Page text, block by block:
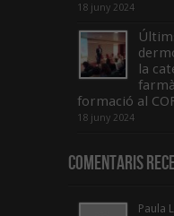
18 juny 2024
la
formació al
18 juny 2024
Comentaris
Paula